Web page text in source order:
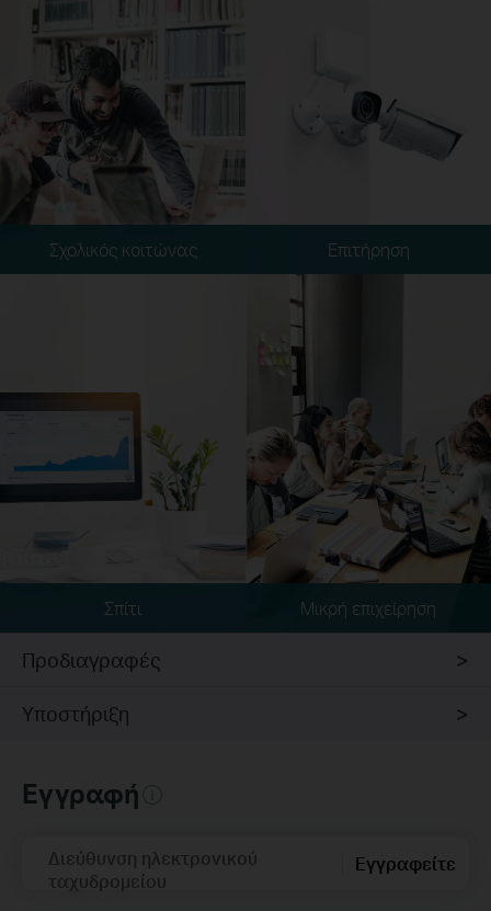
Σχολικός κοιτώνας Επιτήρηση
Σπίτι Μικρή επιχείρηση
Προδιαγραφές
Υποστήριξη
Εγγραφή
Διεύθυνση ηλεκτρονικού
ταχυδρομείου
Εγγραφείτε